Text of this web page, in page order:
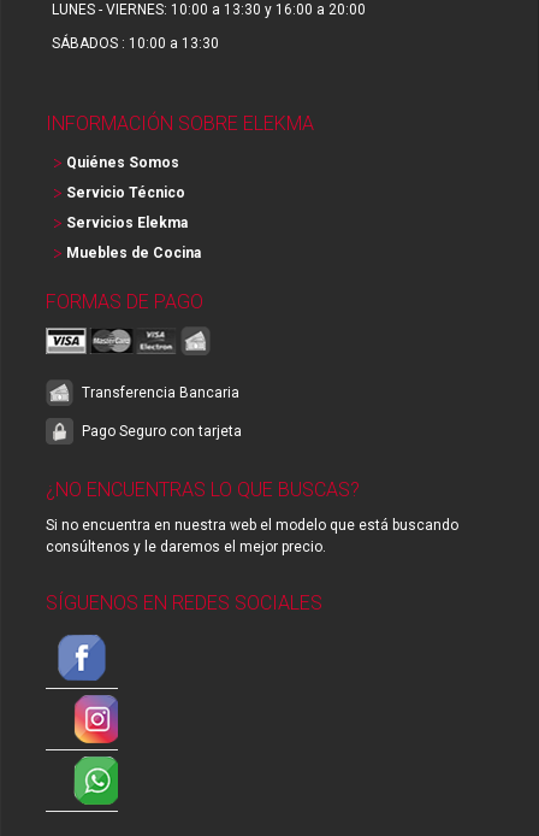
LUNES - VIERNES: 10:00 a 13:30 y 16:00 a 20:00
SÁBADOS : 10:00 a 13:30
INFORMACIÓN SOBRE ELEKMA
Quiénes Somos
Servicio Técnico
Servicios Elekma
Muebles de Cocina
FORMAS DE PAGO
Transferencia Bancaria
Pago Seguro con tarjeta
¿NO ENCUENTRAS LO QUE BUSCAS?
Si no encuentra en nuestra web el modelo que está buscando
consúltenos y le daremos el mejor precio.
SÍGUENOS EN REDES SOCIALES